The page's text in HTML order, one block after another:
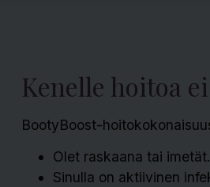
Kenelle hoitoa
BootyBoost-
Olet raskaana tai imetät.
Sinulla on aktiivinen